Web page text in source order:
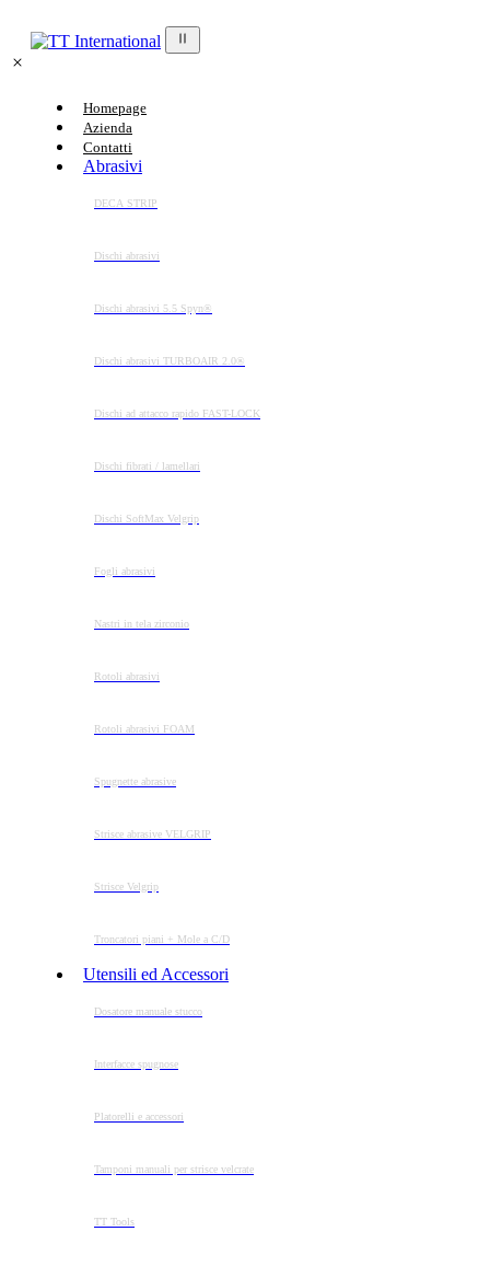
Homepage
Azienda
Contatti
Abrasivi
DECA STRIP
Dischi abrasivi
Dischi abrasivi 5.5 Spyn®
Dischi abrasivi TURBOAIR 2.0®
Dischi ad attacco rapido FAST-LOCK
Dischi fibrati / lamellari
Dischi SoftMax Velgrip
Fogli abrasivi
Nastri in tela zirconio
Rotoli abrasivi
Rotoli abrasivi FOAM
Spugnette abrasive
Strisce abrasive VELGRIP
Strisce Velgrip
Troncatori piani + Mole a C/D
Utensili ed Accessori
Dosatore manuale stucco
Interfacce spugnose
Platorelli e accessori
Tamponi manuali per strisce velcrate
TT Tools